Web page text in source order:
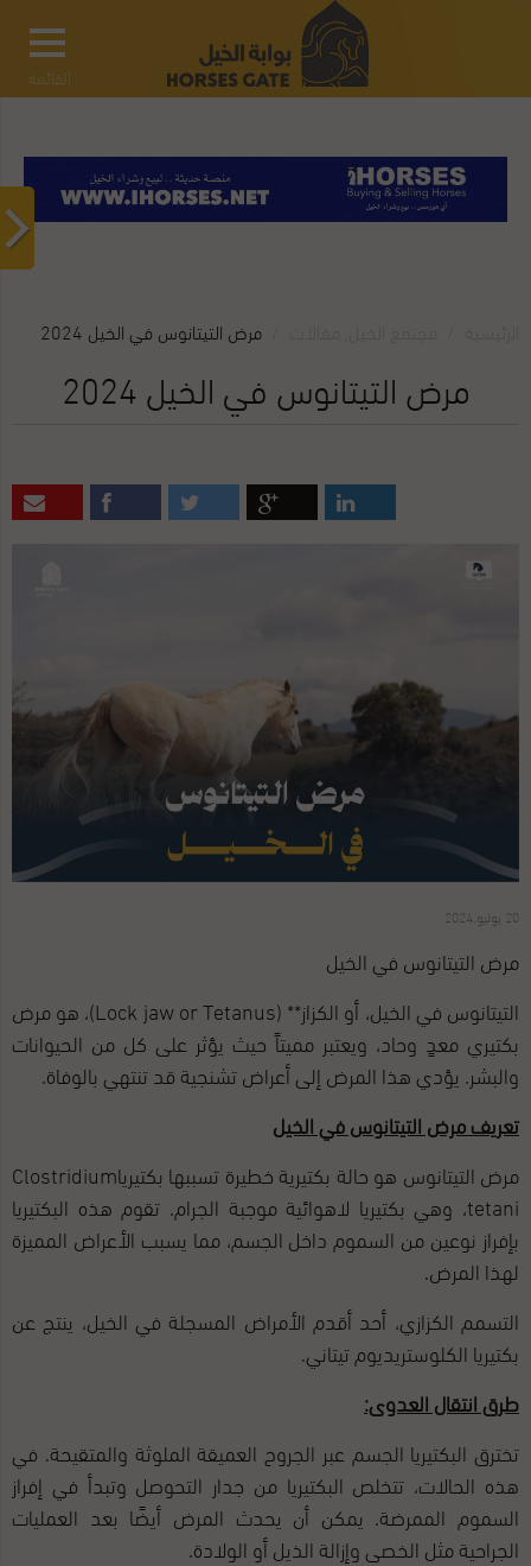
القائمة
مرض التيتانوس في الخيل 2024
مرض التيتانوس في الخيل 2024
20 يوليو,2024
مرض التيتانوس في الخيل
التيتانوس في الخيل، أو الكزاز** (Lock jaw or Tetanus)، هو مرض
بكتيري معدٍ وحاد، ويعتبر مميتاً حيث يؤثر على كل من الحيوانات
والبشر. يؤدي هذا المرض إلى أعراض تشنجية قد تنتهي بالوفاة.
تعريفمرض التيتانوس في الخيل
مرض التيتانوس هو حالة بكتيرية خطيرة تسببها بكتيرياClostridium
tetani، وهي بكتيريا لاهوائية موجبة الجرام. تقوم هذه البكتيريا
بإفراز نوعين من السموم داخل الجسم، مما يسبب الأعراض المميزة
لهذا المرض.
التسمم الكزازي، أحد أقدم الأمراض المسجلة في الخيل، ينتج عن
بكتيريا الكلوستريديوم تيتاني.
طرق انتقال العدوى:
تخترق البكتيريا الجسم عبر الجروح العميقة الملوثة والمتقيحة. في
هذه الحالات، تتخلص البكتيريا من جدار التحوصل وتبدأ في إفراز
السموم الممرضة. يمكن أن يحدث المرض أيضًا بعد العمليات
الجراحية مثل الخصى وإزالة الذيل أو الولادة.